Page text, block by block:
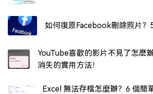
如何復原Facebook刪除照片？
YouTube喜歡的影片不見了怎麽
消失的實用方法！
Excel 無法存檔怎麼辦？6 個簡